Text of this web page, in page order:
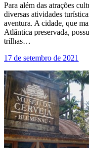
Para além das atrações
diversas atividades
aventura. A cidade, que
Atlântica preservada,
trilhas…
17 de setembro de 2021